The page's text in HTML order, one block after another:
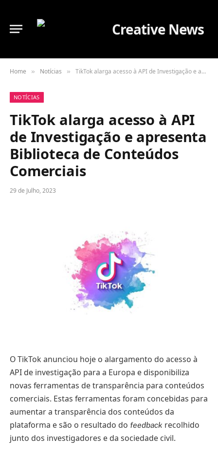
Home » Notícias » TikTok alarga acesso à API de Investigação e apresenta Biblioteca de Conteúdos Comerciais
NOTÍCIAS
TikTok alarga acesso à API
de Investigação e apresenta
Biblioteca de Conteúdos
Comerciais
29 de Julho, 2023
O TikTok anunciou hoje o alargamento do acesso à
API de investigação para a Europa e disponibiliza
novas ferramentas de transparência para conteúdos
comerciais. Estas ferramentas foram concebidas para
aumentar a transparência dos conteúdos da
plataforma e são o resultado do feedback recolhido
junto dos investigadores e da sociedade civil.